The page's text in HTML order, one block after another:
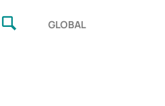
GLOBAL